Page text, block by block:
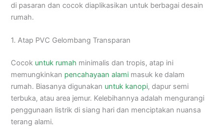
di pasaran dan cocok diaplikasikan untuk berbagai desain
rumah.
1. Atap PVC Gelombang Transparan
Cocok untuk rumah minimalis dan tropis, atap ini
memungkinkan pencahayaan alami masuk ke dalam
rumah. Biasanya digunakan untuk kanopi, dapur semi
terbuka, atau area jemur. Kelebihannya adalah mengurangi
penggunaan listrik di siang hari dan menciptakan nuansa
terang alami.